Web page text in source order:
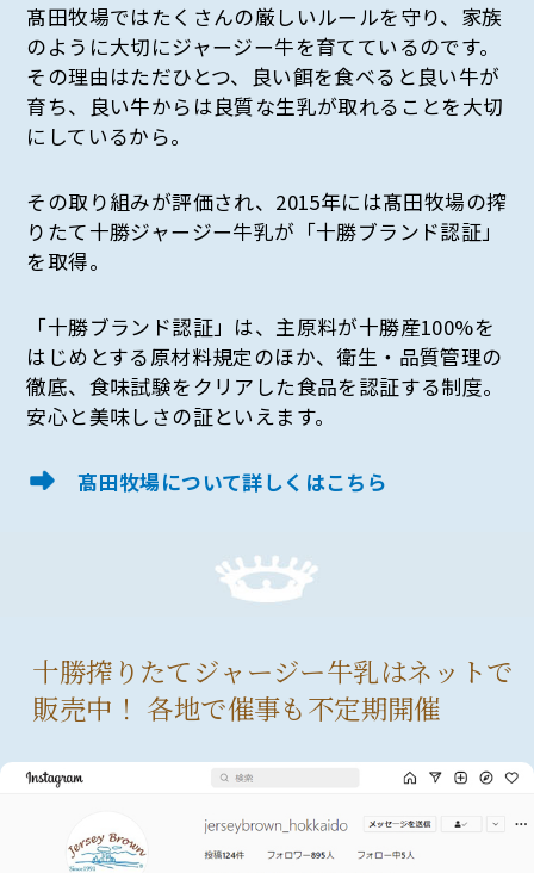
髙田牧場ではたくさんの厳しいルールを守り、家族
のように大切にジャージー牛を育てているのです。
その理由はただひとつ、良い餌を食べると良い牛が
育ち、良い牛からは良質な生乳が取れることを大切
にしているから。
その取り組みが評価され、2015年には髙田牧場の搾
りたて十勝ジャージー牛乳が「十勝ブランド認証」
を取得。
「十勝ブランド認証」は、主原料が十勝産100%を
はじめとする原材料規定のほか、衛生・品質管理の
徹底、食味試験をクリアした食品を認証する制度。
安心と美味しさの証といえます。
髙田牧場について詳しくはこちら
十勝搾りたてジャージー牛乳はネットで
販売中！ 各地で催事も不定期開催